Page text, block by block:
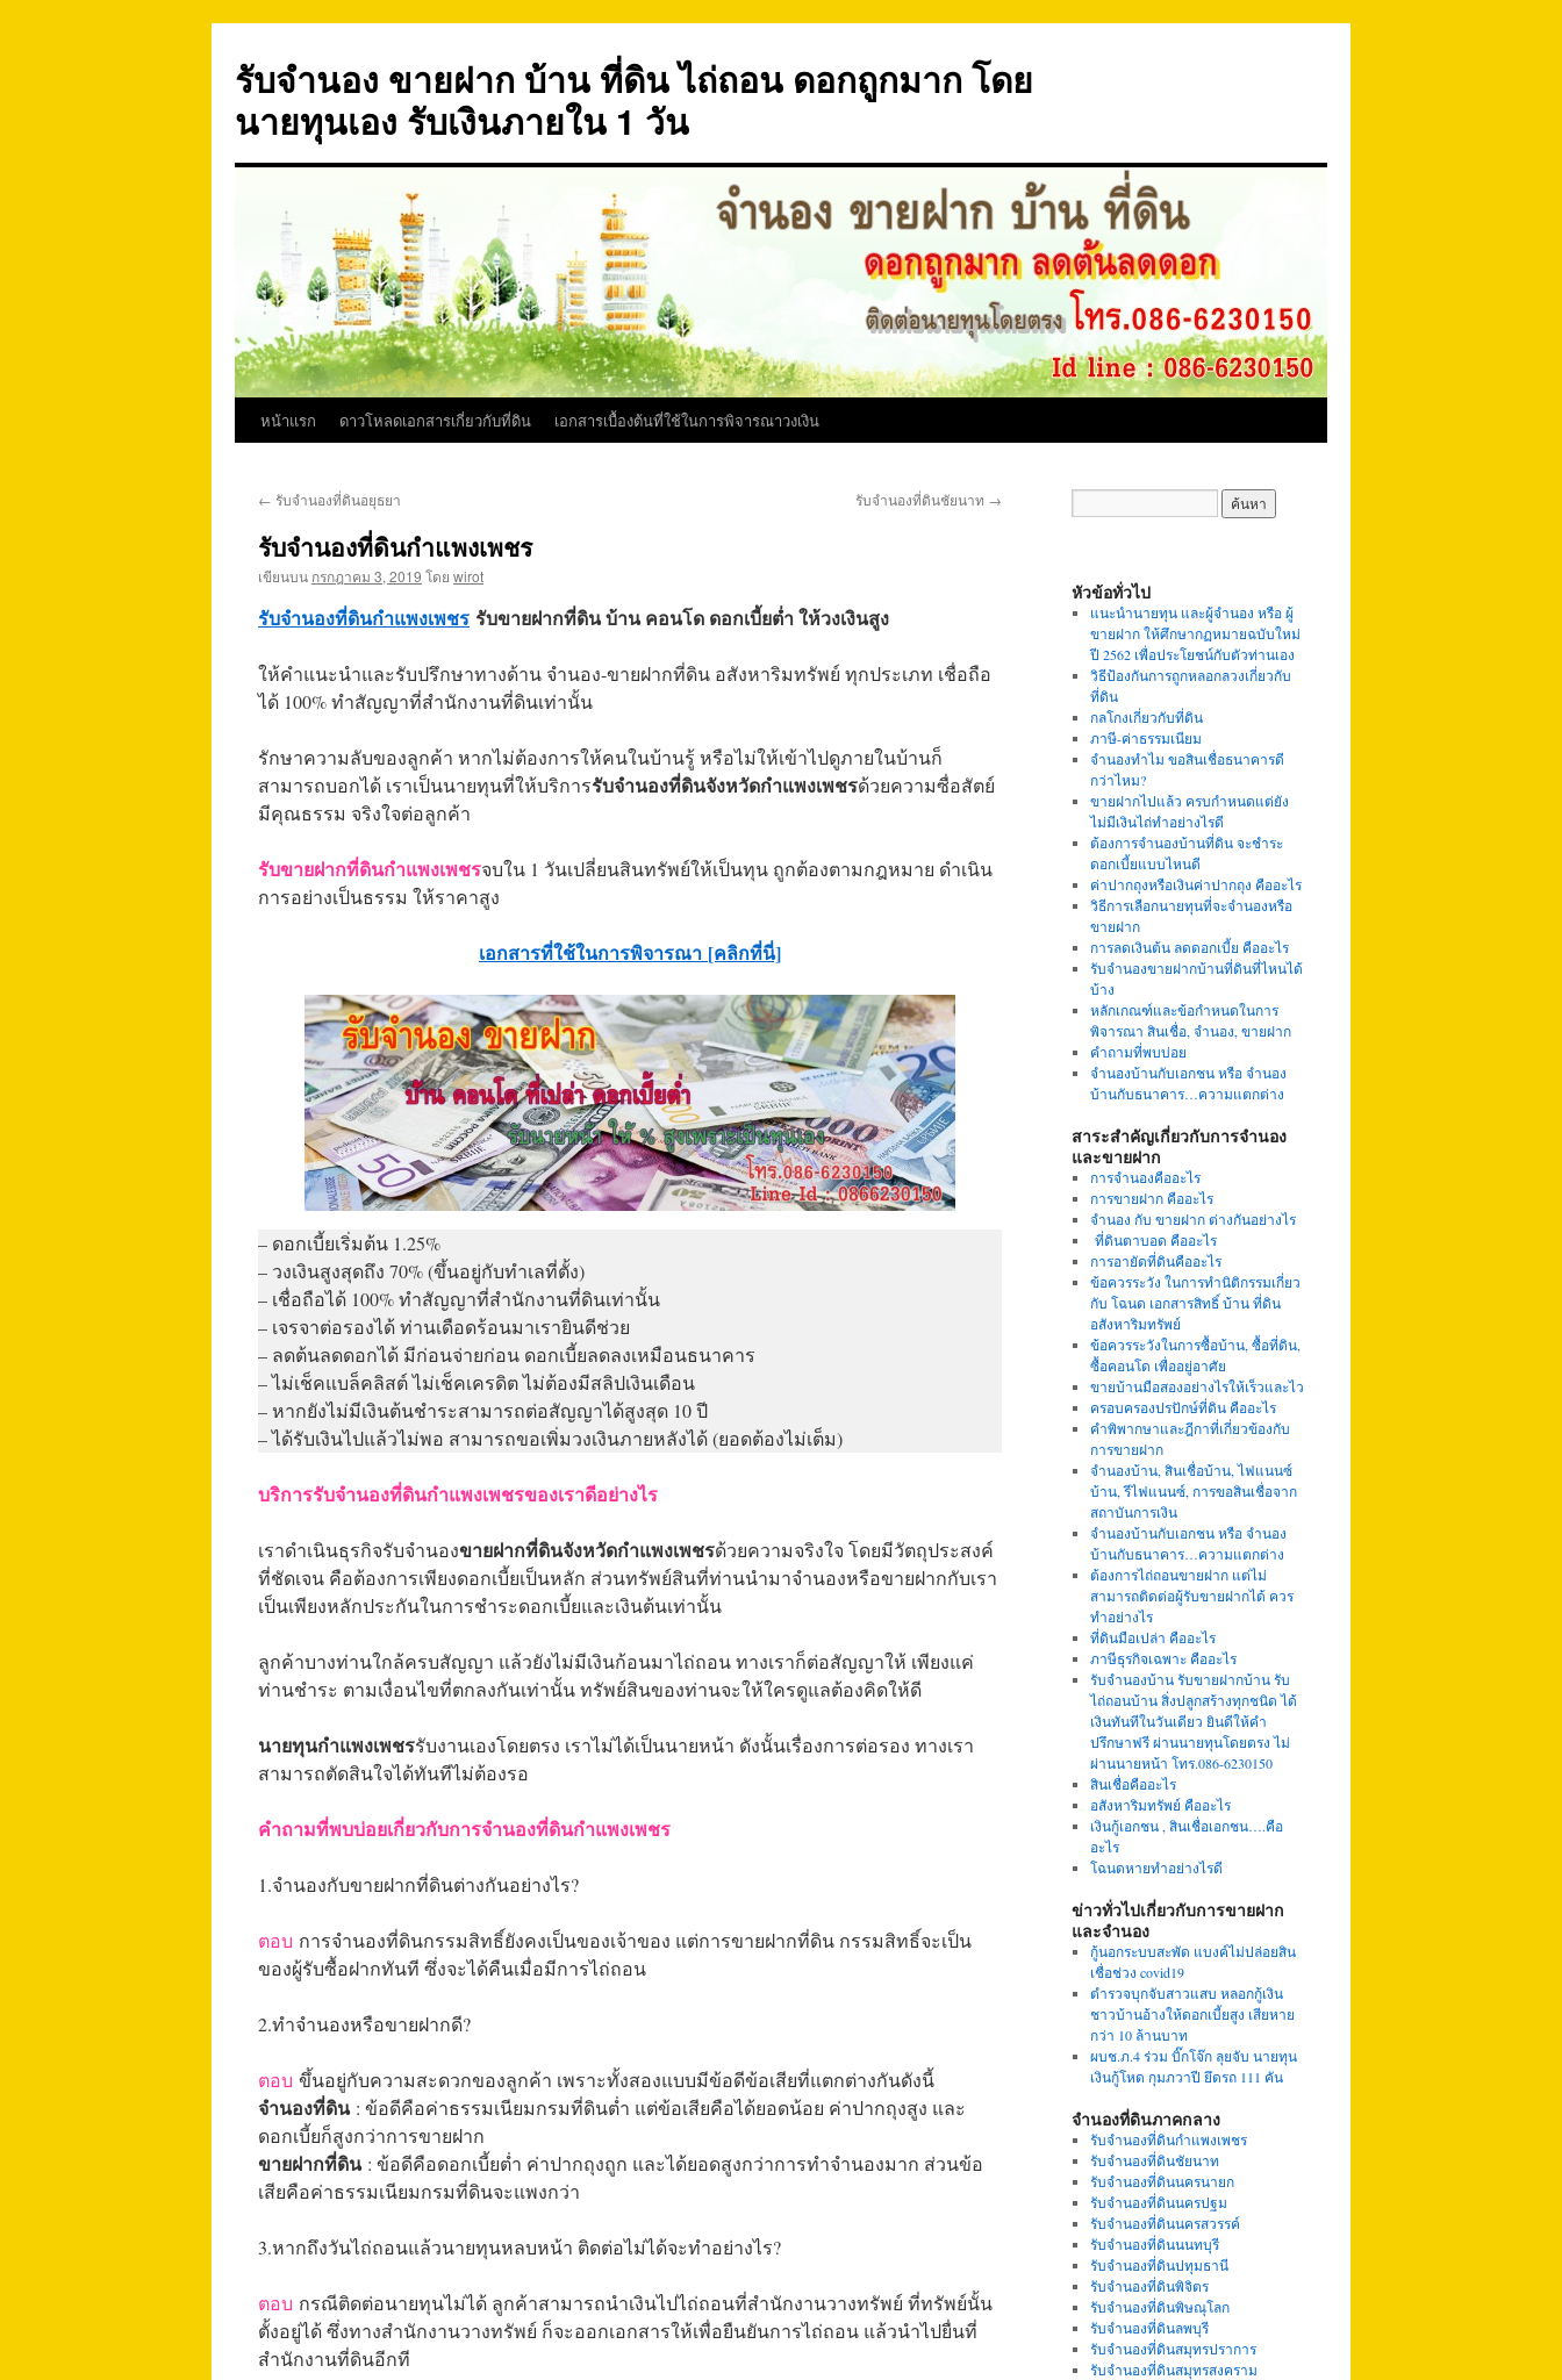
ยัง
เนื้อหา
รับจำนอง ขายฝาก บ้าน ที่ดิน ไถ่ถอน ดอกถูกมาก โดย
นายทุนเอง รับเงินภายใน 1 วัน
หน้าแรก ดาวโหลดเอกสารเกี่ยวกับที่ดิน เอกสารเบื้องต้นที่ใช้ในการพิจารณาวงเงิน
← รับจำนองที่ดินอยุธยา รับจำนองที่ดินชัยนาท →
รับจำนองที่ดินกำแพงเพชร
เขียนบน กรกฎาคม 3, 2019 โดย wirot
รับจำนองที่ดินกำแพงเพชร รับขายฝากที่ดิน บ้าน คอนโด ดอกเบี้ยต่ำ ให้วงเงินสูง
ให้คำแนะนำและรับปรึกษาทางด้าน จำนอง-ขายฝากที่ดิน อสังหาริมทรัพย์ ทุกประเภท เชื่อถือ
ได้ 100% ทำสัญญาที่สำนักงานที่ดินเท่านั้น
รักษาความลับของลูกค้า หากไม่ต้องการให้คนในบ้านรู้ หรือไม่ให้เข้าไปดูภายในบ้านก็
สามารถบอกได้ เราเป็นนายทุนที่ให้บริการรับจำนองที่ดินจังหวัดกำแพงเพชรด้วยความซื่อสัตย์
มีคุณธรรม จริงใจต่อลูกค้า
รับขายฝากที่ดินกำแพงเพชรจบใน 1 วันเปลี่ยนสินทรัพย์ให้เป็นทุน ถูกต้องตามกฎหมาย ดำเนิน
การอย่างเป็นธรรม ให้ราคาสูง
เอกสารที่ใช้ในการพิจารณา [คลิกที่นี่]
– ดอกเบี้ยเริ่มต้น 1.25%
– วงเงินสูงสุดถึง 70% (ขึ้นอยู่กับทำเลที่ตั้ง)
– เชื่อถือได้ 100% ทำสัญญาที่สำนักงานที่ดินเท่านั้น
– เจรจาต่อรองได้ ท่านเดือดร้อนมาเรายินดีช่วย
– ลดต้นลดดอกได้ มีก่อนจ่ายก่อน ดอกเบี้ยลดลงเหมือนธนาคาร
– ไม่เช็คแบล็คลิสต์ ไม่เช็คเครดิต ไม่ต้องมีสลิปเงินเดือน
– หากยังไม่มีเงินต้นชำระสามารถต่อสัญญาได้สูงสุด 10 ปี
– ได้รับเงินไปแล้วไม่พอ สามารถขอเพิ่มวงเงินภายหลังได้ (ยอดต้องไม่เต็ม)
บริการรับจำนองที่ดินกำแพงเพชรของเราดีอย่างไร
เราดำเนินธุรกิจรับจำนองขายฝากที่ดินจังหวัดกำแพงเพชรด้วยความจริงใจ โดยมีวัตถุประสงค์
ที่ชัดเจน คือต้องการเพียงดอกเบี้ยเป็นหลัก ส่วนทรัพย์สินที่ท่านนำมาจำนองหรือขายฝากกับเรา
เป็นเพียงหลักประกันในการชำระดอกเบี้ยและเงินต้นเท่านั้น
ลูกค้าบางท่านใกล้ครบสัญญา แล้วยังไม่มีเงินก้อนมาไถ่ถอน ทางเราก็ต่อสัญญาให้ เพียงแค่
ท่านชำระ ตามเงื่อนไขที่ตกลงกันเท่านั้น ทรัพย์สินของท่านจะให้ใครดูแลต้องคิดให้ดี
นายทุนกำแพงเพชรรับงานเองโดยตรง เราไม่ได้เป็นนายหน้า ดังนั้นเรื่องการต่อรอง ทางเรา
สามารถตัดสินใจได้ทันทีไม่ต้องรอ
คำถามที่พบบ่อยเกี่ยวกับการจำนองที่ดินกำแพงเพชร
1.จำนองกับขายฝากที่ดินต่างกันอย่างไร?
ตอบ การจำนองที่ดินกรรมสิทธิ์ยังคงเป็นของเจ้าของ แต่การขายฝากที่ดิน กรรมสิทธิ์จะเป็น
ของผู้รับซื้อฝากทันที ซึ่งจะได้คืนเมื่อมีการไถ่ถอน
2.ทำจำนองหรือขายฝากดี?
ตอบ ขึ้นอยู่กับความสะดวกของลูกค้า เพราะทั้งสองแบบมีข้อดีข้อเสียที่แตกต่างกันดังนี้
จำนองที่ดิน: ข้อดีคือค่าธรรมเนียมกรมที่ดินต่ำ แต่ข้อเสียคือได้ยอดน้อย ค่าปากถุงสูง และ
ดอกเบี้ยก็สูงกว่าการขายฝาก
ขายฝากที่ดิน: ข้อดีคือดอกเบี้ยต่ำ ค่าปากถุงถูก และได้ยอดสูงกว่าการทำจำนองมาก ส่วนข้อ
เสียคือค่าธรรมเนียมกรมที่ดินจะแพงกว่า
3.หากถึงวันไถ่ถอนแล้วนายทุนหลบหน้า ติดต่อไม่ได้จะทำอย่างไร?
ตอบ กรณีติดต่อนายทุนไม่ได้ ลูกค้าสามารถนำเงินไปไถ่ถอนที่สำนักงานวางทรัพย์ ที่ทรัพย์นั้น
ตั้งอยู่ได้ ซึ่งทางสำนักงานวางทรัพย์ ก็จะออกเอกสารให้เพื่อยืนยันการไถ่ถอน แล้วนำไปยื่นที่
สำนักงานที่ดินอีกที
หัวข้อทั่วไป
แนะนำนายทุน และผู้จำนอง หรือ ผู้
ขายฝาก ให้ศึกษากฏหมายฉบับใหม่
ปี 2562 เพื่อประโยชน์กับตัวท่านเอง
วิธีป้องกันการถูกหลอกลวงเกี่ยวกับ
ที่ดิน
กลโกงเกี่ยวกับที่ดิน
ภาษี-ค่าธรรมเนียม
จำนองทำไม ขอสินเชื่อธนาคารดี
กว่าไหม?
ขายฝากไปแล้ว ครบกำหนดแต่ยัง
ไม่มีเงินไถ่ทำอย่างไรดี
ต้องการจำนองบ้านที่ดิน จะชำระ
ดอกเบี้ยแบบไหนดี
ค่าปากถุงหรือเงินค่าปากถุง คืออะไร
วิธีการเลือกนายทุนที่จะจำนองหรือ
ขายฝาก
การลดเงินต้น ลดดอกเบี้ย คืออะไร
รับจำนองขายฝากบ้านที่ดินที่ไหนได้
บ้าง
หลักเกณฑ์และข้อกำหนดในการ
พิจารณา สินเชื่อ, จำนอง, ขายฝาก
คำถามที่พบบ่อย
จำนองบ้านกับเอกชน หรือ จำนอง
บ้านกับธนาคาร…ความแตกต่าง
สาระสำคัญเกี่ยวกับการจำนอง
และขายฝาก
การจำนองคืออะไร
การขายฝาก คืออะไร
จำนอง กับ ขายฝาก ต่างกันอย่างไร
ที่ดินตาบอด คืออะไร
การอายัดที่ดินคืออะไร
ข้อควรระวัง ในการทำนิติกรรมเกี่ยว
กับ โฉนด เอกสารสิทธิ์ บ้าน ที่ดิน
อสังหาริมทรัพย์
ข้อควรระวังในการซื้อบ้าน, ซื้อที่ดิน,
ซื้อคอนโด เพื่ออยู่อาศัย
ขายบ้านมือสองอย่างไรให้เร็วและไว
ครอบครองปรปักษ์ที่ดิน คืออะไร
คำพิพากษาและฎีกาที่เกี่ยวข้องกับ
การขายฝาก
จำนองบ้าน, สินเชื่อบ้าน, ไฟแนนซ์
บ้าน, รีไฟแนนซ์, การขอสินเชื่อจาก
สถาบันการเงิน
จำนองบ้านกับเอกชน หรือ จำนอง
บ้านกับธนาคาร…ความแตกต่าง
ต้องการไถ่ถอนขายฝาก แต่ไม่
สามารถติดต่อผู้รับขายฝากได้ ควร
ทำอย่างไร
ที่ดินมือเปล่า คืออะไร
ภาษีธุรกิจเฉพาะ คืออะไร
รับจำนองบ้าน รับขายฝากบ้าน รับ
ไถ่ถอนบ้าน สิ่งปลูกสร้างทุกชนิด ได้
เงินทันทีในวันเดียว ยินดีให้คำ
ปรึกษาฟรี ผ่านนายทุนโดยตรง ไม่
ผ่านนายหน้า โทร.086-6230150
สินเชื่อคืออะไร
อสังหาริมทรัพย์ คืออะไร
เงินกู้เอกชน , สินเชื่อเอกชน….คือ
อะไร
โฉนดหายทำอย่างไรดี
ข่าวทั่วไปเกี่ยวกับการขายฝาก
และจำนอง
กู้นอกระบบสะพัด แบงค์ไม่ปล่อยสิน
เชื่อช่วง covid19
ตำรวจบุกจับสาวแสบ หลอกกู้เงิน
ชาวบ้านอ้างให้ดอกเบี้ยสูง เสียหาย
กว่า 10 ล้านบาท
ผบช.ภ.4 ร่วม บิ๊กโจ๊ก ลุยจับ นายทุน
เงินกู้โหด กุมภวาปี ยึดรถ 111 คัน
จำนองที่ดินภาคกลาง
รับจำนองที่ดินกำแพงเพชร
รับจำนองที่ดินชัยนาท
รับจำนองที่ดินนครนายก
รับจำนองที่ดินนครปฐม
รับจำนองที่ดินนครสวรรค์
รับจำนองที่ดินนนทบุรี
รับจำนองที่ดินปทุมธานี
รับจำนองที่ดินพิจิตร
รับจำนองที่ดินพิษณุโลก
รับจำนองที่ดินลพบุรี
รับจำนองที่ดินสมุทรปราการ
รับจำนองที่ดินสมุทรสงคราม